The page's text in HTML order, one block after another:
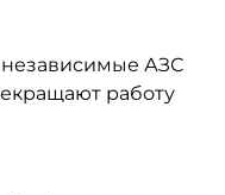
независимые АЗС
работу